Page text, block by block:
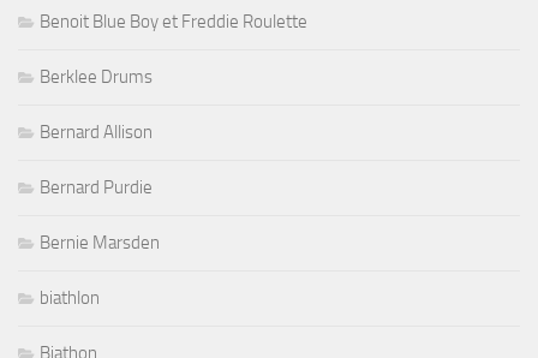
Benoit Blue Boy et Freddie Roulette
Berklee Drums
Bernard Allison
Bernard Purdie
Bernie Marsden
biathlon
Biathon